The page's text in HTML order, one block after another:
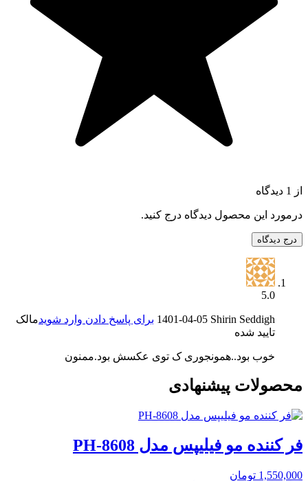
از 1 دیدگاه
درمورد این محصول دیدگاه درج کنید.
درج دیدگاه
5.0
Shirin Seddigh
1401-04-05 برای پاسخ دادن وارد شویدمالک
تایید شده
خوب بود..همونجوری ک توی عکسش بود.ممنون
محصولات پیشنهادی
فر کننده مو فیلیپس مدل PH-8608
1,550,000 تومان